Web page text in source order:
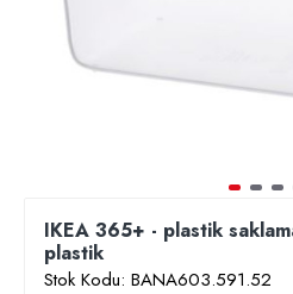
IKEA 365+ - plastik
plastik
Stok Kodu: BANA603.591.52